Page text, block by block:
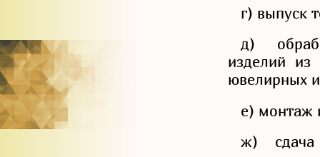
г) выпуск
д)
изделий
ювелирных
е) монтаж
ж) сдача